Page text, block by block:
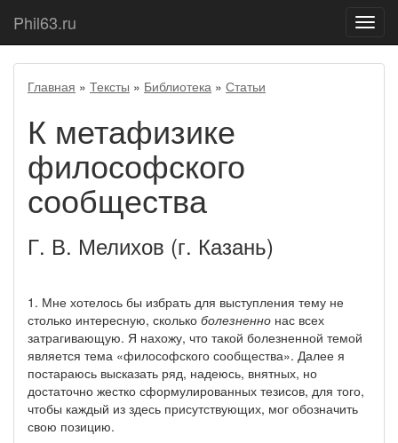
меню
Phil63.ru
Главная » Тексты » Библиотека » Статьи
К метафизике
философского
сообщества
Г. В. Мелихов (г. Казань)
1. Мне хотелось бы избрать для выступления тему не
столько интересную, сколько болезненно нас всех
затрагивающую. Я нахожу, что такой болезненной темой
является тема «философского сообщества». Далее я
постараюсь высказать ряд, надеюсь, внятных, но
достаточно жестко сформулированных тезисов, для того,
чтобы каждый из здесь присутствующих, мог обозначить
свою позицию.